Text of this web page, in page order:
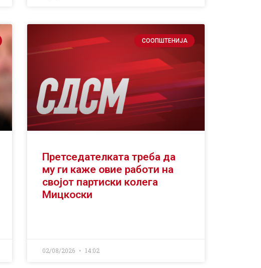
СООПШТЕНИЈА
Претседателката треба да
му ги каже овие работи на
својот партиски колега
Мицкоски
02/08/2026 14:02